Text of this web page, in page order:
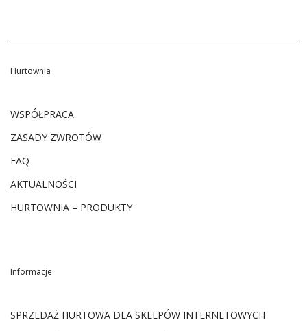
Hurtownia
WSPÓŁPRACA
ZASADY ZWROTÓW
FAQ
AKTUALNOŚCI
HURTOWNIA – PRODUKTY
Informacje
SPRZEDAŻ HURTOWA DLA SKLEPÓW INTERNETOWYCH